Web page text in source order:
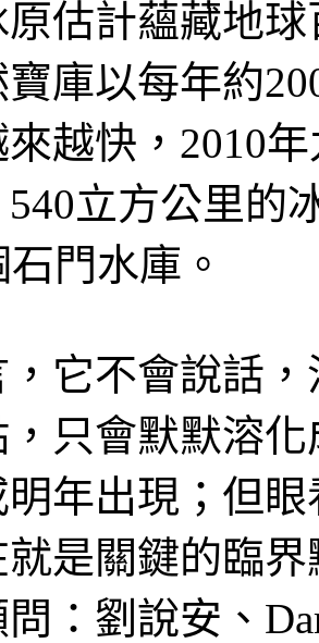
估計蘊藏地
庫以每年約
來越快，2010
立方公里的
門水庫。
它不會說話
，只會默默溶
年出現；但
是關鍵的臨界
問：劉說安、